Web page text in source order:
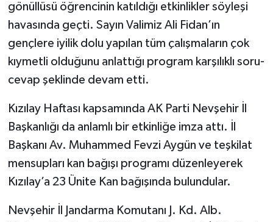
gönüllüsü öğrencinin katıldığı etkinlikler söyleşi
havasında geçti. Sayın Valimiz Ali Fidan’ın
gençlere iyilik dolu yapılan tüm çalışmaların çok
kıymetli olduğunu anlattığı program karşılıklı soru-
cevap şeklinde devam etti.
Kızılay Haftası kapsamında AK Parti Nevşehir İl
Başkanlığı da anlamlı bir etkinliğe imza attı. İl
Başkanı Av. Muhammed Fevzi Aygün ve teşkilat
mensupları kan bağışı programı düzenleyerek
Kızılay’a 23 Ünite Kan bağışında bulundular.
Nevşehir İl Jandarma Komutanı J. Kd. Alb.